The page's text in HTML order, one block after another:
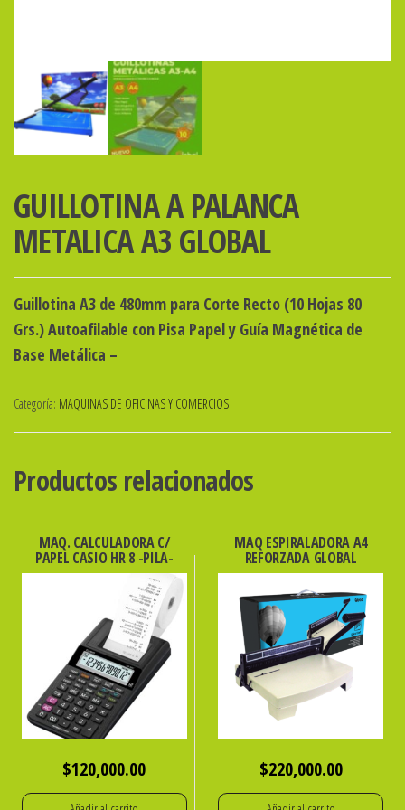
GUILLOTINA A PALANCA
METALICA A3 GLOBAL
Guillotina A3 de 480mm para Corte Recto (10 Hojas 80
Grs.) Autoafilable con Pisa Papel y Guía Magnética de
Base Metálica –
Categoría: MAQUINAS DE OFICINAS Y COMERCIOS
Productos relacionados
MAQ. CALCULADORA C/
PAPEL CASIO HR 8 -PILA-
$120,000.00
MAQ ESPIRALADORA A4
REFORZADA GLOBAL
$220,000.00